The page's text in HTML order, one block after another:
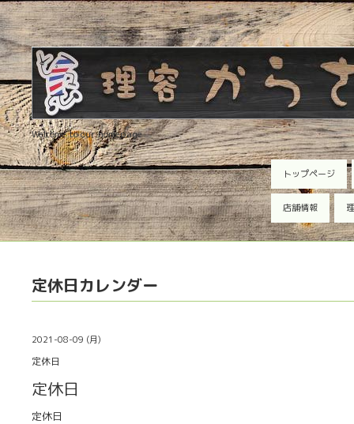
Welcome to our homepage
トップページ
店舗情報
定休日カレンダー
2021-08-09 (月)
定休日
定休日
定休日